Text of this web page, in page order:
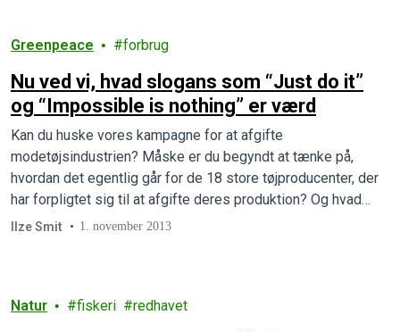
Greenpeace forbrug
Nu ved vi, hvad slogans som “Just do it”
og “Impossible is nothing” er værd
Kan du huske vores kampagne for at afgifte
modetøjsindustrien? Måske er du begyndt at tænke på,
hvordan det egentlig går for de 18 store tøjproducenter, der
har forpligtet sig til at afgifte deres produktion? Og hvad
med danske Bestseller i hvis tøj vi afslørede
Ilze Smit 1. november 2013
Natur fiskeri redhavet